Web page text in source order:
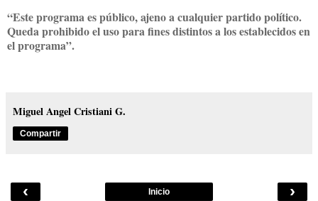
“Este programa es público, ajeno a cualquier partido político.
Queda prohibido el uso para fines distintos a los establecidos en
el programa”.
Miguel Angel Cristiani G.
Compartir
‹ ›
Inicio